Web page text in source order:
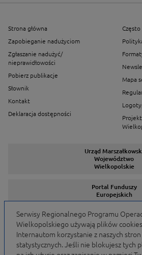
Strona główna
Zapobieganie nadużyciom
Zgłaszanie nadużyć/
nieprawidłowości
Pobierz publikacje
Słownik
Kontakt
Deklaracja dostępności
Często
Mapa
Urząd
Województwo
Wielkopolskie
Portal Funduszy
Europejskich
Serwisy
Serwisy Regionalnego Programu
Wielkopolskiego używają plików
Internautom korzystanie z naszych
statystycznych. Jeśli nie blokujesz tych